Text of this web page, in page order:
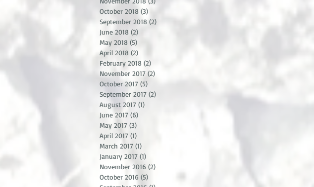
October 2018 (3)
September 2018 (2)
June 2018 (2)
May 2018 (5)
April 2018 (2)
February 2018 (2)
November 2017 (2)
October 2017 (5)
September 2017 (2)
August 2017 (1)
June 2017 (6)
May 2017 (3)
April 2017 (1)
March 2017 (1)
January 2017 (1)
November 2016 (2)
October 2016 (5)